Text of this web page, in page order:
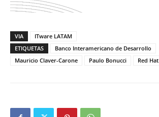
VIA
ITware LATAM
ETIQUETAS
Banco Interamericano de Desarrollo
Mauricio Claver-Carone
Paulo Bonucci Red Hat